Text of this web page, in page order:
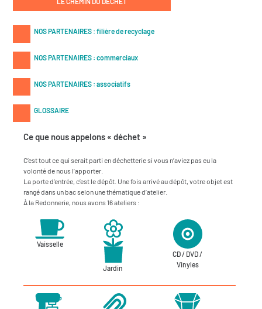
NOS PARTENAIRES : filière de recyclage
NOS PARTENAIRES : commerciaux
NOS PARTENAIRES : associatifs
GLOSSAIRE
Ce que nous appelons « déchet »
C’est tout ce qui serait parti en déchetterie si vous n’aviez pas eu la
volonté de nous l’apporter.
La porte d’entrée, c’est le dépôt. Une fois arrivé au dépôt, votre objet est
rangé dans un bac selon une thématique d’atelier.
À la Redonnerie, nous avons 16 ateliers :
Vaisselle
Jardin
CD / DVD /
Vinyles